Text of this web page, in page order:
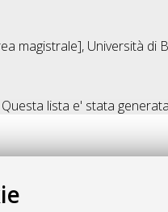
magistrale], Università di
Questa lista e' stata